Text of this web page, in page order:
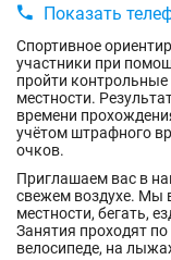

Показать
Спортивное
участники при
пройти
местности.
времени
учётом штрафного
очков.
Приглашаем вас в
свежем воздухе. Мы
местности, бегать,
Занятия проходят
велосипеде, на